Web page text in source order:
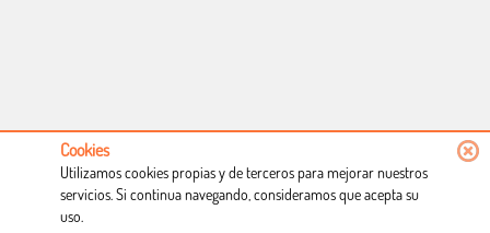
Condiciones de uso
Cookies
Utilizamos cookies propias y de terceros para mejorar nuestros
servicios. Si continua navegando, consideramos que acepta su
uso.